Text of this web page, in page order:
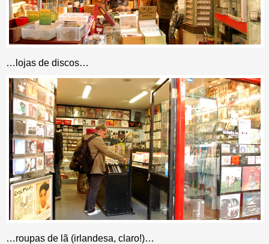
…lojas de discos…
…roupas de lã (irlandesa, claro!)…